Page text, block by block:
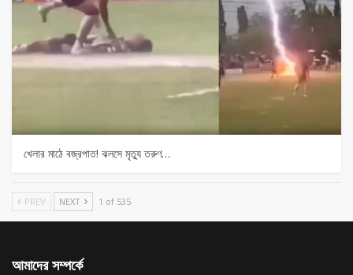
খেলার মাঠে বজ্রপাত! ঝলসে মৃত্যু তরুণ…
PREV NEXT 1 of 535
আমাদের সম্পর্কে